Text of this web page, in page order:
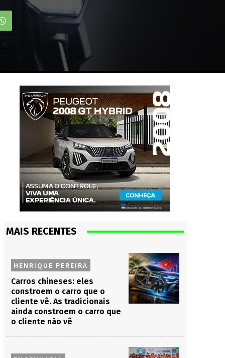
MAIS RECENTES
HENRIQUE PEREIRA
Carros chineses: eles
constroem o carro que o
cliente vê. As tradicionais
ainda constroem o carro que
o cliente não vê